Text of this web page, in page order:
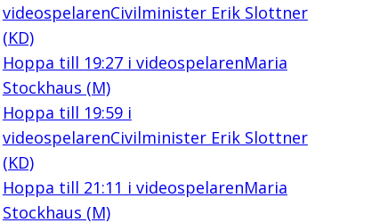
videospelarenCivilminister Erik Slottner
(KD)
Hoppa till 19:27i videospelarenMaria
Stockhaus (M)
Hoppa till 19:59i
videospelarenCivilminister Erik Slottner
(KD)
Hoppa till 21:11 i videospelarenMaria
Stockhaus (M)